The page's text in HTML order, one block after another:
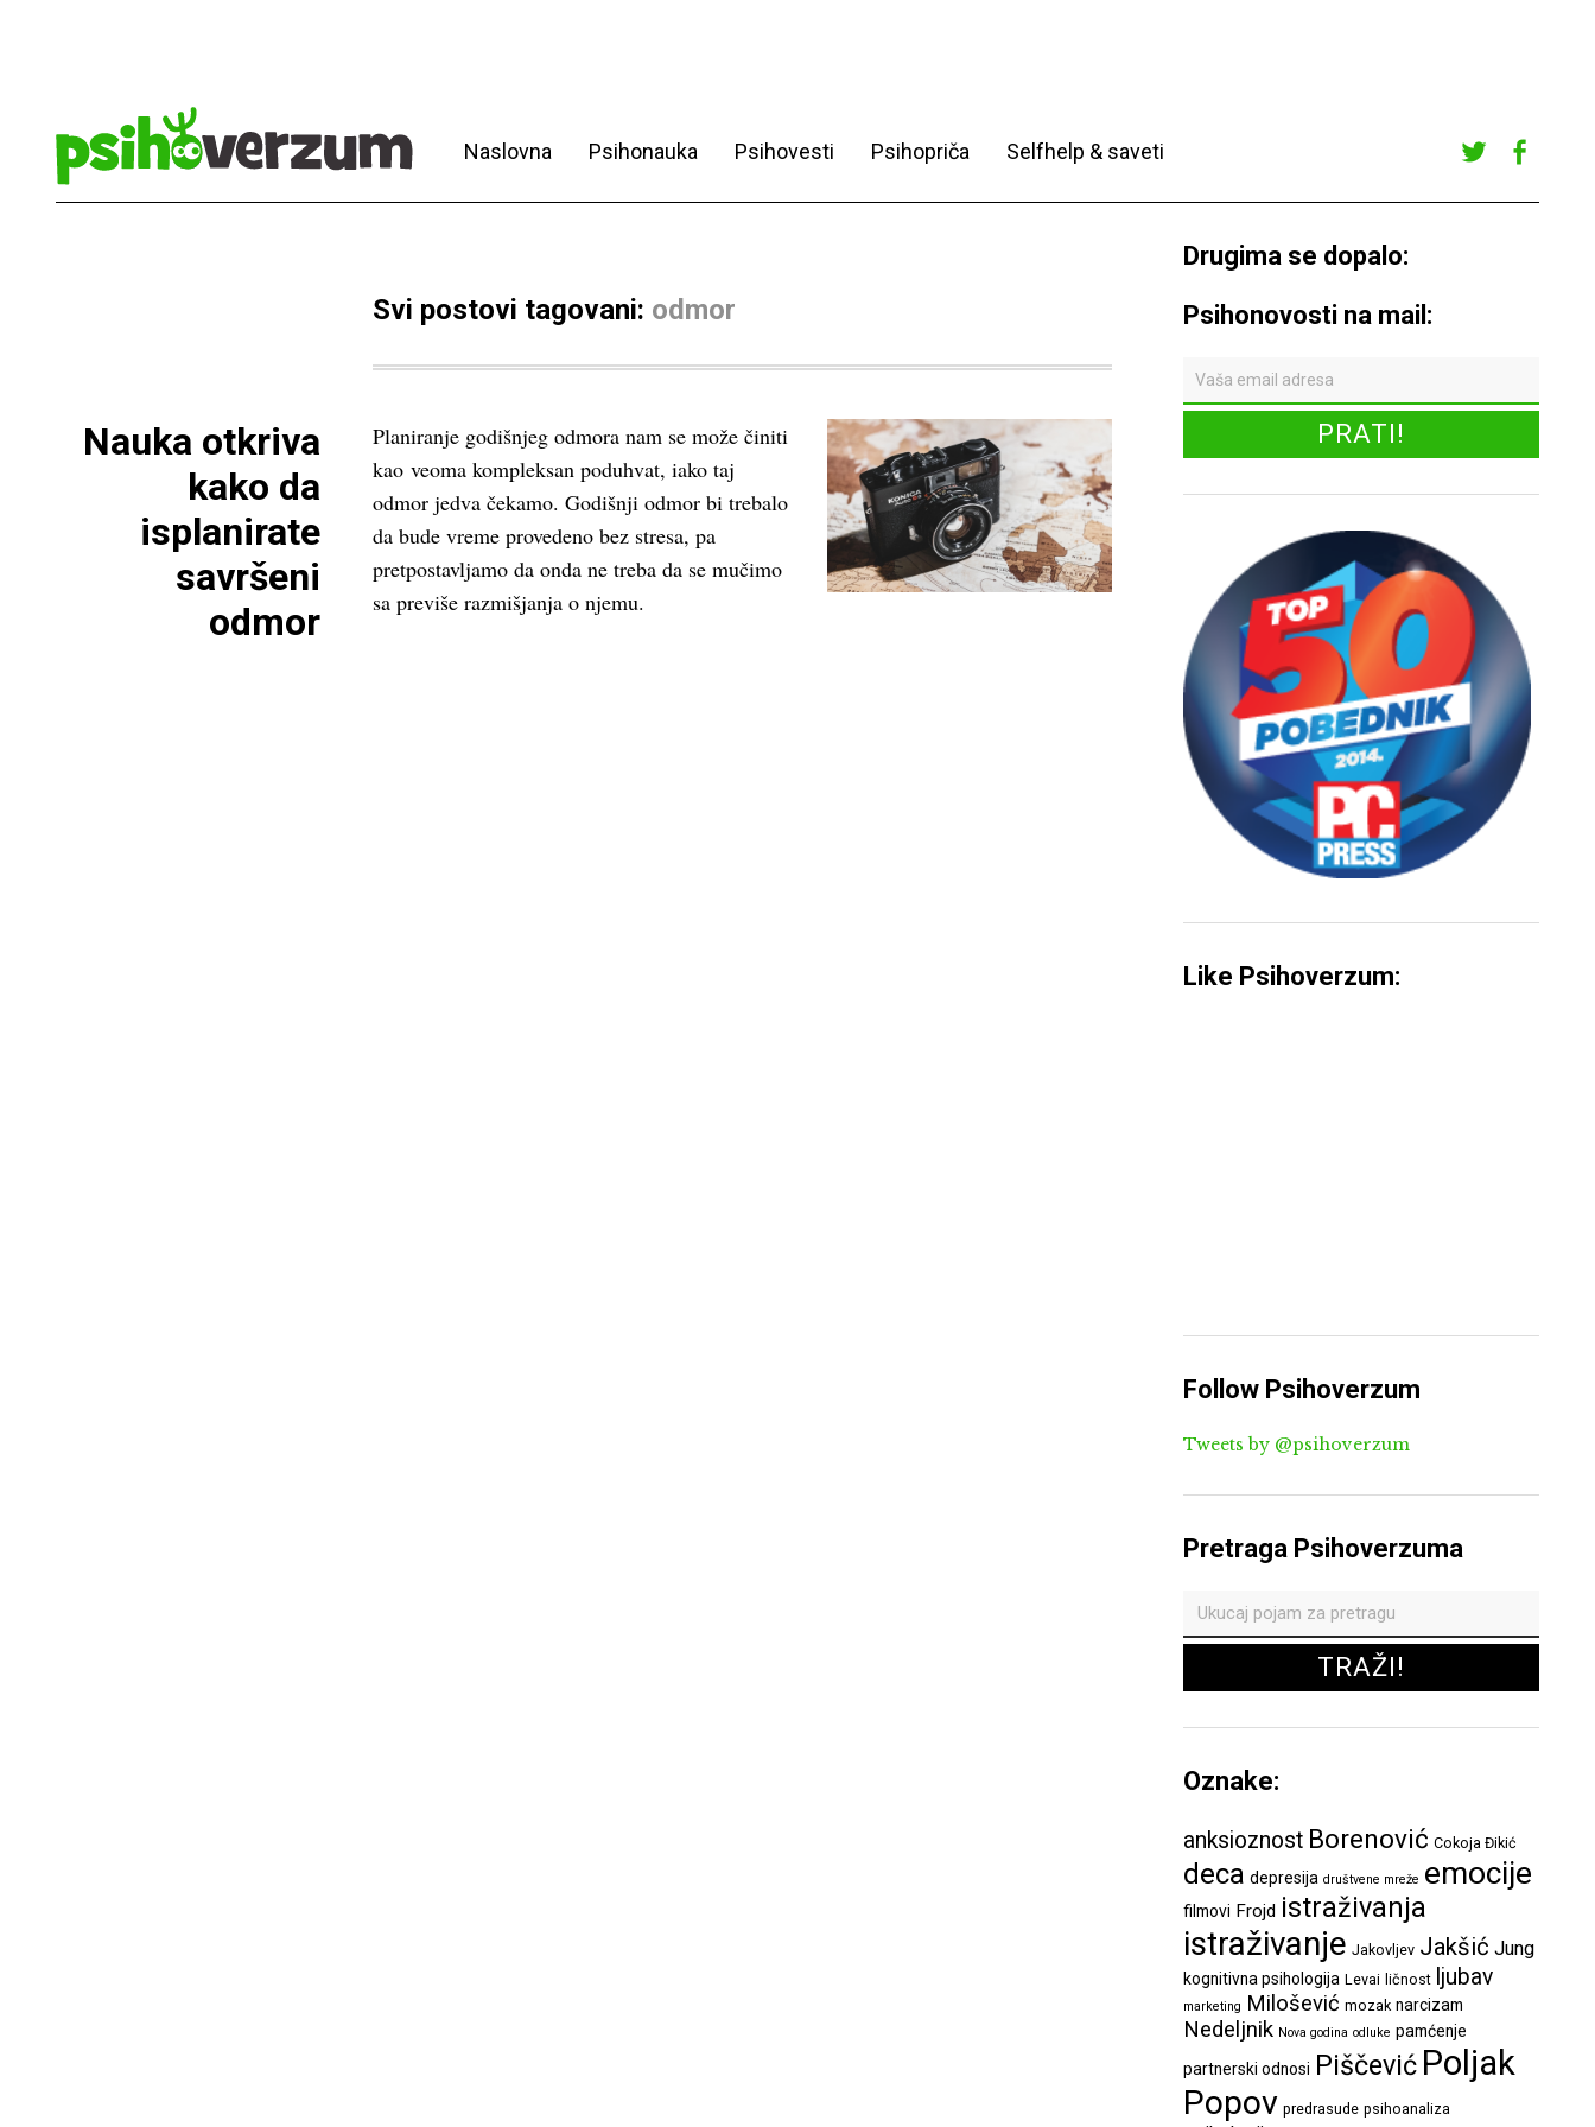
Naslovna Psihonauka Psihovesti Psihopriča Selfhelp & saveti
r
ook
Svi postovi tagovani: odmor
Nauka otkriva
kako da
isplanirate
savršeni
odmor
Planiranje godišnjeg odmora nam se može činiti
kao veoma kompleksan poduhvat, iako taj
odmor jedva čekamo. Godišnji odmor bi trebalo
da bude vreme provedeno bez stresa, pa
pretpostavljamo da onda ne treba da se mučimo
sa previše razmišjanja o njemu.
Drugima se dopalo:
Psihonovosti na mail:
Like Psihoverzum:
Follow Psihoverzum
Tweets by @psihoverzum
Pretraga Psihoverzuma
Oznake:
anksioznost Borenović Cokoja Đikić
deca depresija društvene mreže emocije
filmovi Frojd istraživanja
istraživanje Jakovljev Jakšić Jung
kognitivna psihologija Levai ličnost ljubav
marketing Milošević mozak narcizam
Nedeljnik Nova godina odluke pamćenje
partnerski odnosi Piščević Poljak
Popov predrasude psihoanaliza